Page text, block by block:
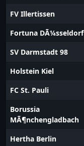
FV Illertissen
Fortuna DÃ¼sseldorf
SV Darmstadt 98
Holstein Kiel
FC St. Pauli
Borussia
MÃ¶nchengladbach
Hertha Berlin